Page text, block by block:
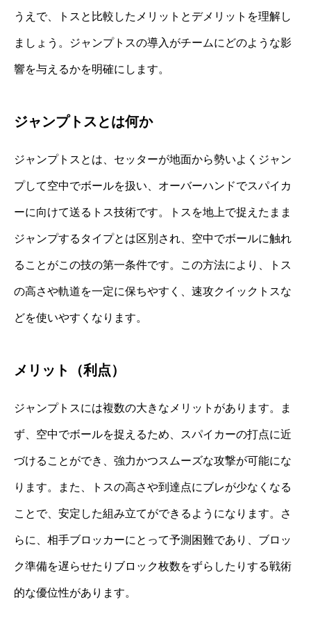
うえで、トスと比較したメリットとデメリットを理解し
ましょう。ジャンプトスの導入がチームにどのような影
響を与えるかを明確にします。
ジャンプトスとは何か
ジャンプトスとは、セッターが地面から勢いよくジャン
プして空中でボールを扱い、オーバーハンドでスパイカ
ーに向けて送るトス技術です。トスを地上で捉えたまま
ジャンプするタイプとは区別され、空中でボールに触れ
ることがこの技の第一条件です。この方法により、トス
の高さや軌道を一定に保ちやすく、速攻クイックトスな
どを使いやすくなります。
メリット（利点）
ジャンプトスには複数の大きなメリットがあります。ま
ず、空中でボールを捉えるため、スパイカーの打点に近
づけることができ、強力かつスムーズな攻撃が可能にな
ります。また、トスの高さや到達点にブレが少なくなる
ことで、安定した組み立てができるようになります。さ
らに、相手ブロッカーにとって予測困難であり、ブロッ
ク準備を遅らせたりブロック枚数をずらしたりする戦術
的な優位性があります。